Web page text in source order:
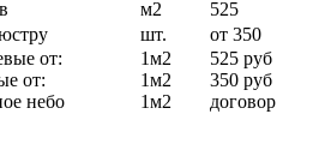
м2
525
шт.
от 350
от:
1м2
525 руб
от:
1м2
350 руб
небо
1м2 договор